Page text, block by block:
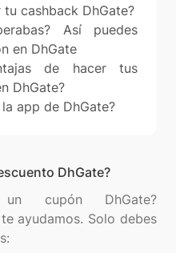
cashback DhGate?
Así puedes
en DhGate
de hacer tus
DhGate?
app de DhGate?
DhGate?
cupón DhGate?
ayudamos. Solo debes